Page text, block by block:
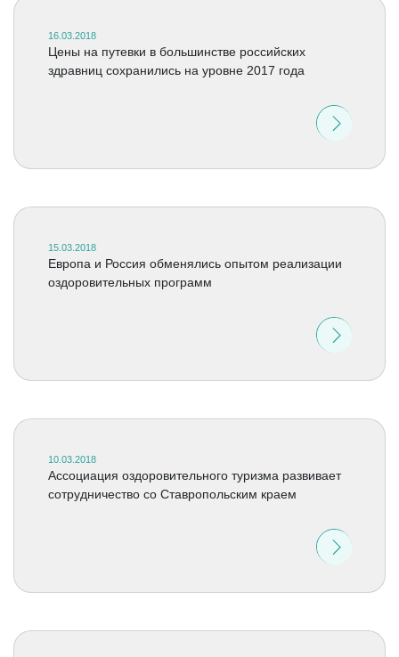
16.03.2018
Цены на путевки в большинстве российских
здравниц сохранились на уровне 2017 года
15.03.2018
Европа и Россия обменялись опытом реализации
оздоровительных программ
10.03.2018
Ассоциация оздоровительного туризма развивает
сотрудничество со Ставропольским краем